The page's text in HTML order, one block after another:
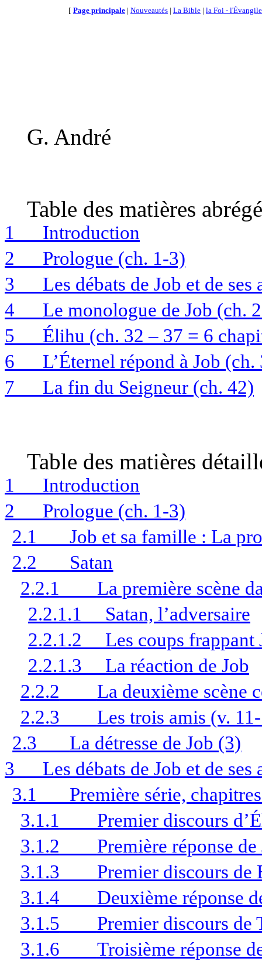
[ Page principale | Nouveautés | La Bible | la Foi - l'Évangile
G. André
Table des matières
1
Introduction
2
Prologue (ch. 1-3)
3
Les débats de Job et de
4
Le monologue de Job (ch.
5
Élihu (ch. 32 – 37 = 6
6
L’Éternel répond à Job
7
La fin du Seigneur (ch. 42)
Table des matières
1
Introduction
2
Prologue (ch. 1-3)
2.1
Job et sa famille : La
2.2
Satan
2.2.1
La première scène
2.2.1.1
Satan, l’adversaire
2.2.1.2
Les coups frappant
2.2.1.3
La réaction de Job
2.2.2
La deuxième scène
2.2.3
Les trois amis (v.
2.3
La détresse de Job (3)
3
Les débats de Job et de
3.1
Première série,
3.1.1
Premier discours
3.1.2
Première réponse
3.1.3
Premier discours de
3.1.4
Deuxième réponse
3.1.5
Premier discours de
3.1.6
Troisième réponse